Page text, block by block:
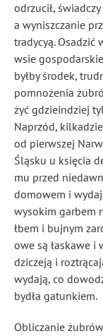
odrzucił,
a wyniszczanie
tradycyą. Osadzić
wsie
byłby środek,
pomnożenia
żyć gdzieindziej
Naprzód,
od pierwszej
Śląsku u księcia
mu przed
domowem i
wysokim garbem
łbem i bujnym
owe są łaskawe i
dziczeją i
wydają, co
bydła gatunkiem.
Obliczanie